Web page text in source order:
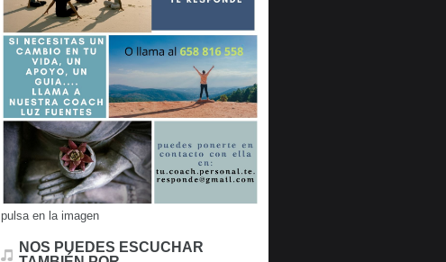
pulsa en la imagen
NOS PUEDES ESCUCHAR